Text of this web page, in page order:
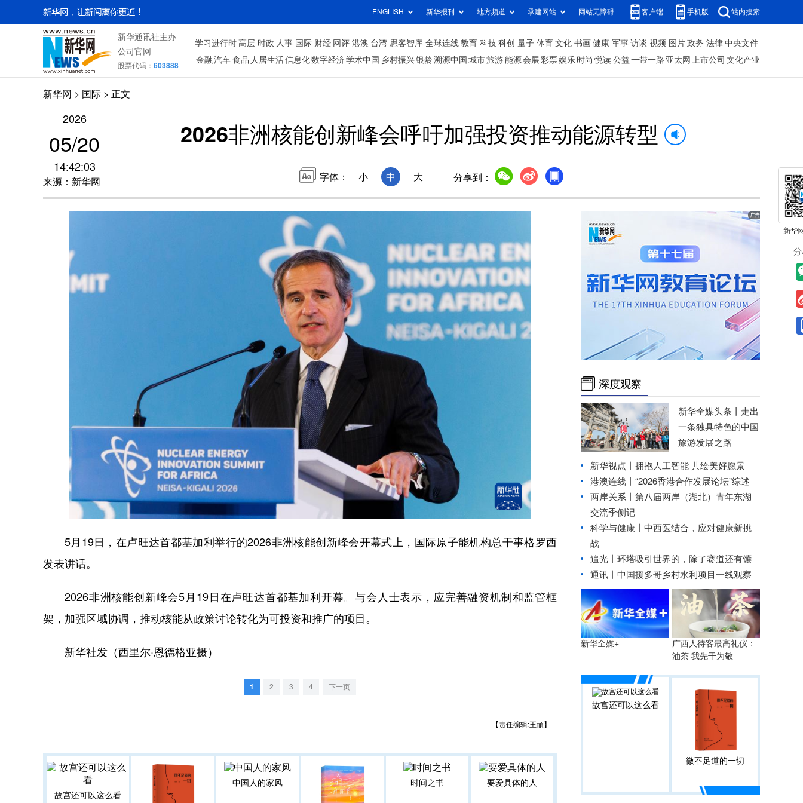
ENGLISH 新华报刊 地方频道 承建网站 网站无障碍 客户端 手机版 站内搜索
新华通讯社主办
公司官网
股票代码： 603888
学习进行时 高层 时政 人事 国际 财经 网评 港澳 台湾 思客智库 全球连线 教育 科技 科创 量子 体育 文化 书画 健康 军事 访谈 视频 图片 政务 法律 中央文件
金融 汽车 食品 人居生活信息化数字经济学术中国 乡村振兴银龄溯源中国 城市旅游 能源 会展 彩票娱乐 时尚 悦读 公益 一带一路 亚太网 上市公司 文化产业
新华网 > 国际 > 正文
2026
05/20
14:42:03
来源：新华网
2026非洲核能创新峰会呼吁加强投资推动能源转型
字体： 小 中 大 分享到：
5月19日，在卢旺达首都基加利举行的2026非洲核能创新峰会开幕式上，国际原子能机构总干事格罗西
发表讲话。
2026非洲核能创新峰会5月19日在卢旺达首都基加利开幕。与会人士表示，应完善融资机制和监管框
架，加强区域协调，推动核能从政策讨论转化为可投资和推广的项目。
新华社发（西里尔·恩德格亚摄）
1 2 3 4 下一页
【责任编辑:王頔】
故宫还可以这么看
中国人的家风 时间之书 要爱具体的人
深度观察
新华全媒头条丨 走出
一条独具特色的中国
旅游发展之路
新华视点丨 拥抱人工智能 共绘美好愿景
港澳连线丨 “2026香港合作发展论坛”综述
两岸关系丨 第八届两岸（湖北）青年东湖
交流季侧记
科学与健康丨中西医结合，应对健康新挑
战
追光丨 环塔吸引世界的，除了赛道还有馕
通讯丨中国援多哥乡村水利项目一线观察
新华全媒+
广西人待客最高礼仪：
油茶 我先干为敬
故宫还可以这么看
微不足道的一切